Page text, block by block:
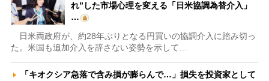
れ”した市場心理を変える「日米協調為替介入」
…
日米両政府が、約28年ぶりとなる円買いの協調介入に踏み切っ
た。米国も追加介入を辞さない姿勢を示して…
「キオクシア急落で含み損が膨らんで…」損失を投資家として